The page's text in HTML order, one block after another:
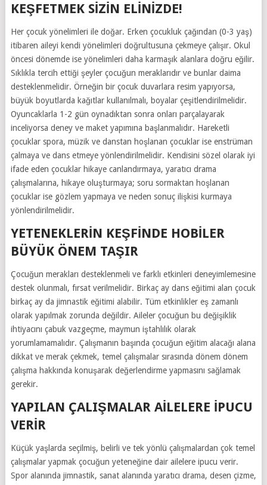
KEŞFETMEK SIZIN ELINIZDE!
Her çocuk yönelimleri ile doğar. Erken çocukluk çağından (0-3 yaş)
itibaren aileyi kendi yönelimleri doğrultusuna çekmeye çalışır. Okul
öncesi dönemde ise yönelimleri daha karmaşık alanlara doğru eğilir.
Sıklıkla tercih ettiği şeyler çocuğun meraklarıdır ve bunlar daima
desteklenmelidir. Örneğin bir çocuk duvarlara resim yapıyorsa,
büyük boyutlarda kağıtlar kullanılmalı, boyalar çeşitlendirilmelidir.
Oyuncaklarla 1-2 gün oynadıktan sonra onları parçalayarak
inceliyorsa deney ve maket yapımına başlanmalıdır. Hareketli
çocuklar spora, müzik ve danstan hoşlanan çocuklar ise enstrüman
çalmaya ve dans etmeye yönlendirilmelidir. Kendisini sözel olarak iyi
ifade eden çocuklar hikaye canlandırmaya, yaratıcı drama
çalışmalarına, hikaye oluşturmaya; soru sormaktan hoşlanan
çocuklar ise gözlem yapmaya ve neden sonuç ilişkisi kurmaya
yönlendirilmelidir.
YETENEKLERIN KEŞFINDE HOBILER
BÜYÜK ÖNEM TAŞIR
Çocuğun merakları desteklenmeli ve farklı etkinleri deneyimlemesine
destek olunmalı, fırsat verilmelidir. Birkaç ay dans eğitimi alan çocuk
birkaç ay da jimnastik eğitimi alabilir. Tüm etkinlikler eş zamanlı
olarak yapılmak zorunda değildir. Aileler çocuğun bu değişiklik
ihtiyacını çabuk vazgeçme, maymun iştahlılık olarak
yorumlamamalıdır. Çalışmanın başında çocuğun eğitim alacağı alana
dikkat ve merak çekmek, temel çalışmalar sırasında dönem dönem
çalışma hakkında konuşarak değerlendirme yapmasını sağlamak
gerekir.
YAPILAN ÇALIŞMALAR AILELERE IPUCU
VERIR
Küçük yaşlarda seçilmiş, belirli ve tek yönlü çalışmalardan çok temel
çalışmalar yapmak çocuğun yeteneğine dair ailelere ipucu verir.
Spor alanında jimnastik, sanat alanında yaratıcı drama, desen çizme,